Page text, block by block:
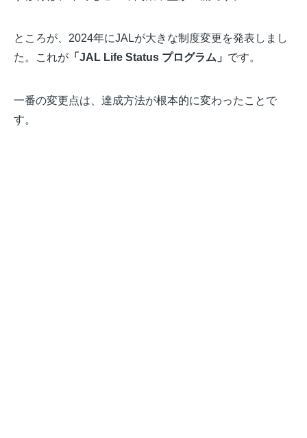
ところが、2024年にJALが大きな制度変更を発表しまし
た。これが 「JAL Life Status プログラム」 です。
一番の変更点は、達成方法が根本的に変わったことで
す。